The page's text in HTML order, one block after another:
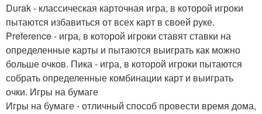
Durak - классическая карточная игра, в которой игроки
пытаются избавиться от всех карт в своей руке.
Preference - игра, в которой игроки ставят ставки на
определенные карты и пытаются выиграть как можно
больше очков. Пика - игра, в которой игроки пытаются
собрать определенные комбинации карт и выиграть
очки. Игры на бумаге
Игры на бумаге - отличный способ провести время дома,